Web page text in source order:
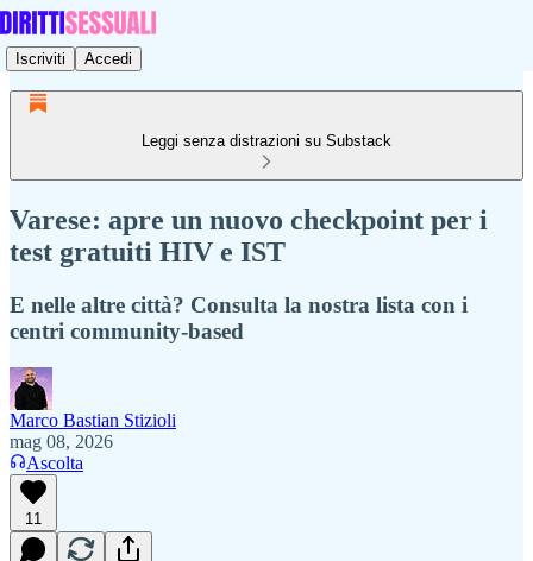
Iscriviti Accedi
Leggi senza distrazioni su Substack
Varese: apre un nuovo checkpoint per i
test gratuiti HIV e IST
E nelle altre città? Consulta la nostra lista con i
centri community-based
Marco Bastian Stizioli
mag 08, 2026
Ascolta
11